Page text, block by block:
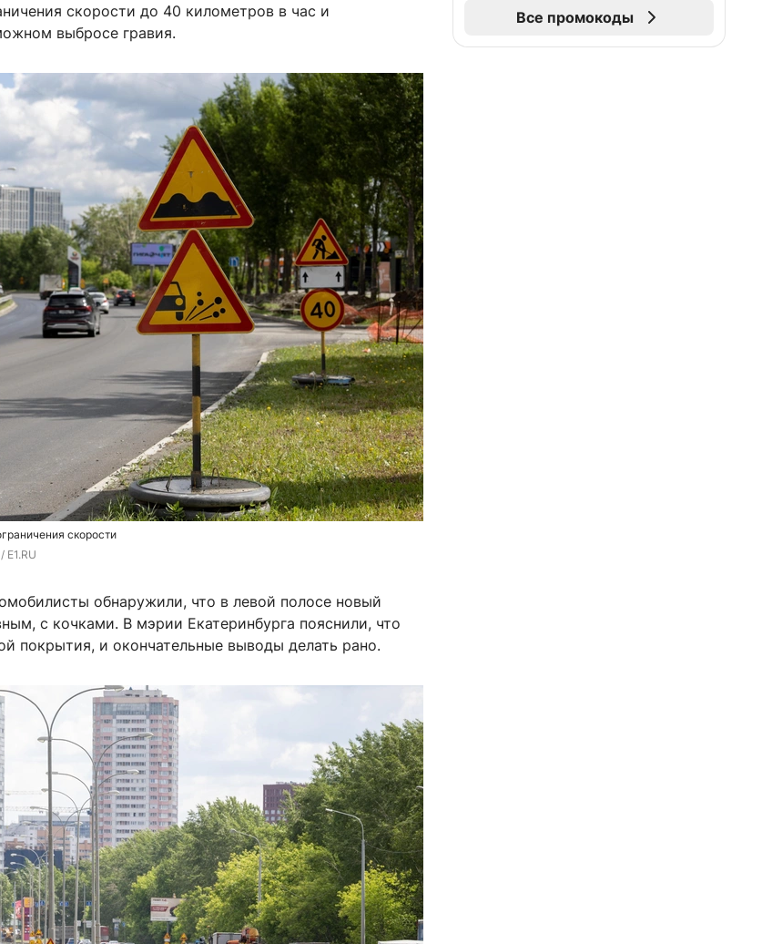
скорости до 40 километров в час и
выбросе гравия.
скорости
обнаружили, что в левой полосе новый
с кочками. В мэрии Екатеринбурга пояснили, что
покрытия, и окончательные выводы делать рано.
Все промокоды